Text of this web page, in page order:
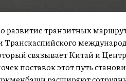
развитие транзитных
связывает Китай и
поставок этот путь